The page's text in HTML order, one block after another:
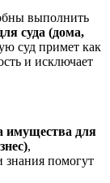
выполнить
суда (дома,
суд примет как
и исключает
имущества для
,
помогут